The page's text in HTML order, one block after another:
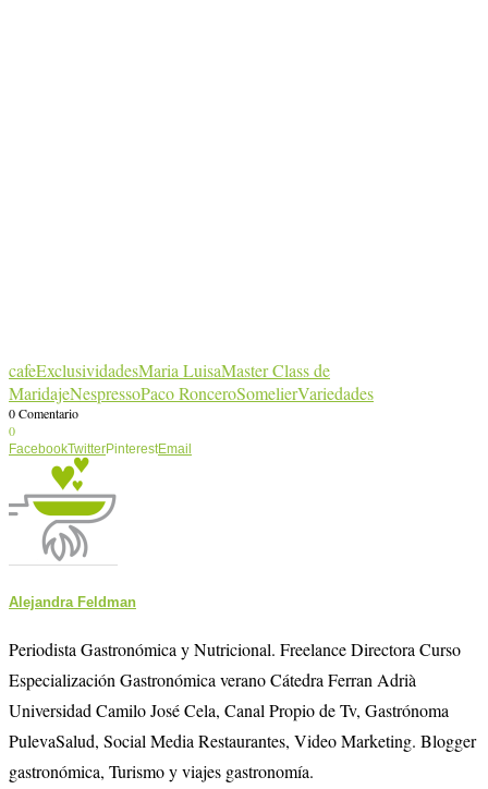
cafeExclusividadesMaria LuisaMaster Class de
MaridajeNespressoPaco RonceroSomelierVariedades
0 Comentario
0
FacebookTwitterPinterestEmail
Alejandra Feldman
Periodista Gastronómica y Nutricional. Freelance Directora Curso
Especialización Gastronómica verano Cátedra Ferran Adrià
Universidad Camilo José Cela, Canal Propio de Tv, Gastrónoma
PulevaSalud, Social Media Restaurantes, Video Marketing. Blogger
gastronómica, Turismo y viajes gastronomía.